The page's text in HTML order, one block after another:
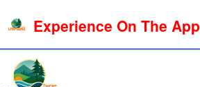
Experience On The App